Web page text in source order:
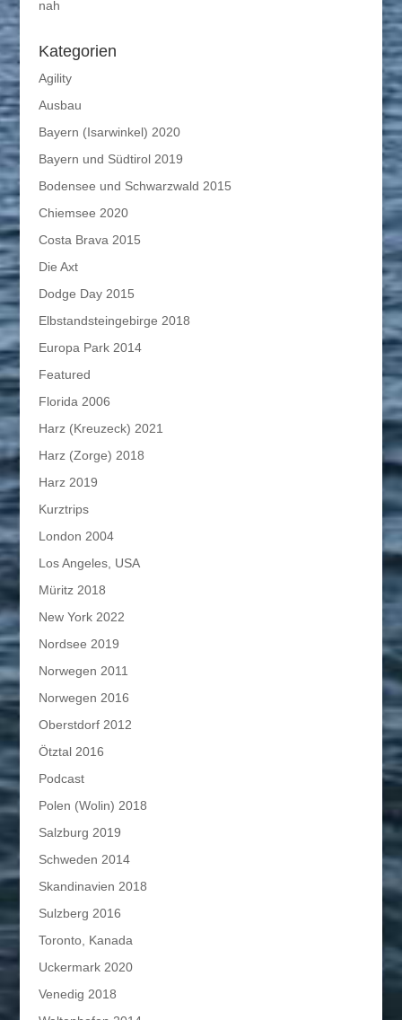
nah
Kategorien
Agility
Ausbau
Bayern (Isarwinkel) 2020
Bayern und Südtirol 2019
Bodensee und Schwarzwald 2015
Chiemsee 2020
Costa Brava 2015
Die Axt
Dodge Day 2015
Elbstandsteingebirge 2018
Europa Park 2014
Featured
Florida 2006
Harz (Kreuzeck) 2021
Harz (Zorge) 2018
Harz 2019
Kurztrips
London 2004
Los Angeles, USA
Müritz 2018
New York 2022
Nordsee 2019
Norwegen 2011
Norwegen 2016
Oberstdorf 2012
Ötztal 2016
Podcast
Polen (Wolin) 2018
Salzburg 2019
Schweden 2014
Skandinavien 2018
Sulzberg 2016
Toronto, Kanada
Uckermark 2020
Venedig 2018